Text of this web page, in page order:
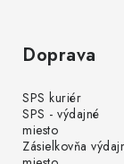
Doprava
SPS kuriér
SPS - výdajné
miesto
Zásielkovňa